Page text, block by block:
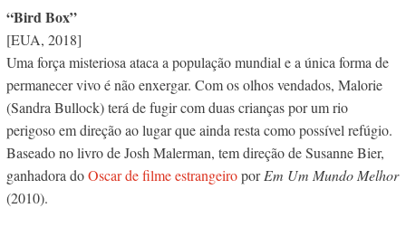
“Bird Box”
[EUA, 2018]
Uma força misteriosa ataca a população mundial e a única forma de
permanecer vivo é não enxergar. Com os olhos vendados, Malorie
(Sandra Bullock) terá de fugir com duas crianças por um rio
perigoso em direção ao lugar que ainda resta como possível refúgio.
Baseado no livro de Josh Malerman, tem direção de Susanne Bier,
ganhadora doOscar de filme estrangeiroporEm Um Mundo Melhor
(2010).